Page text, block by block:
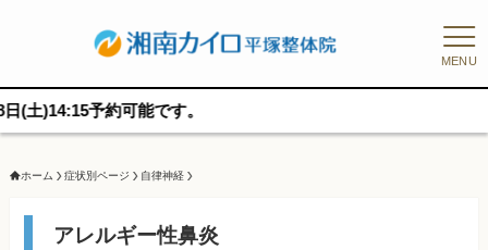
MENU
能です。
ホーム 症状別ページ 自律神経
アレルギー性鼻炎